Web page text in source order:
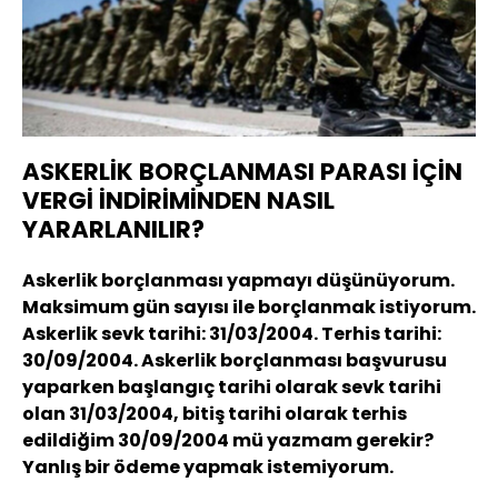
ASKERLİK BORÇLANMASI PARASI İÇİN
VERGİ İNDİRİMİNDEN NASIL
YARARLANILIR?
Askerlik borçlanması yapmayı düşünüyorum.
Maksimum gün sayısı ile borçlanmak istiyorum.
Askerlik sevk tarihi: 31/03/2004. Terhis tarihi:
30/09/2004. Askerlik borçlanması başvurusu
yaparken başlangıç tarihi olarak sevk tarihi
olan 31/03/2004, bitiş tarihi olarak terhis
edildiğim 30/09/2004 mü yazmam gerekir?
Yanlış bir ödeme yapmak istemiyorum.